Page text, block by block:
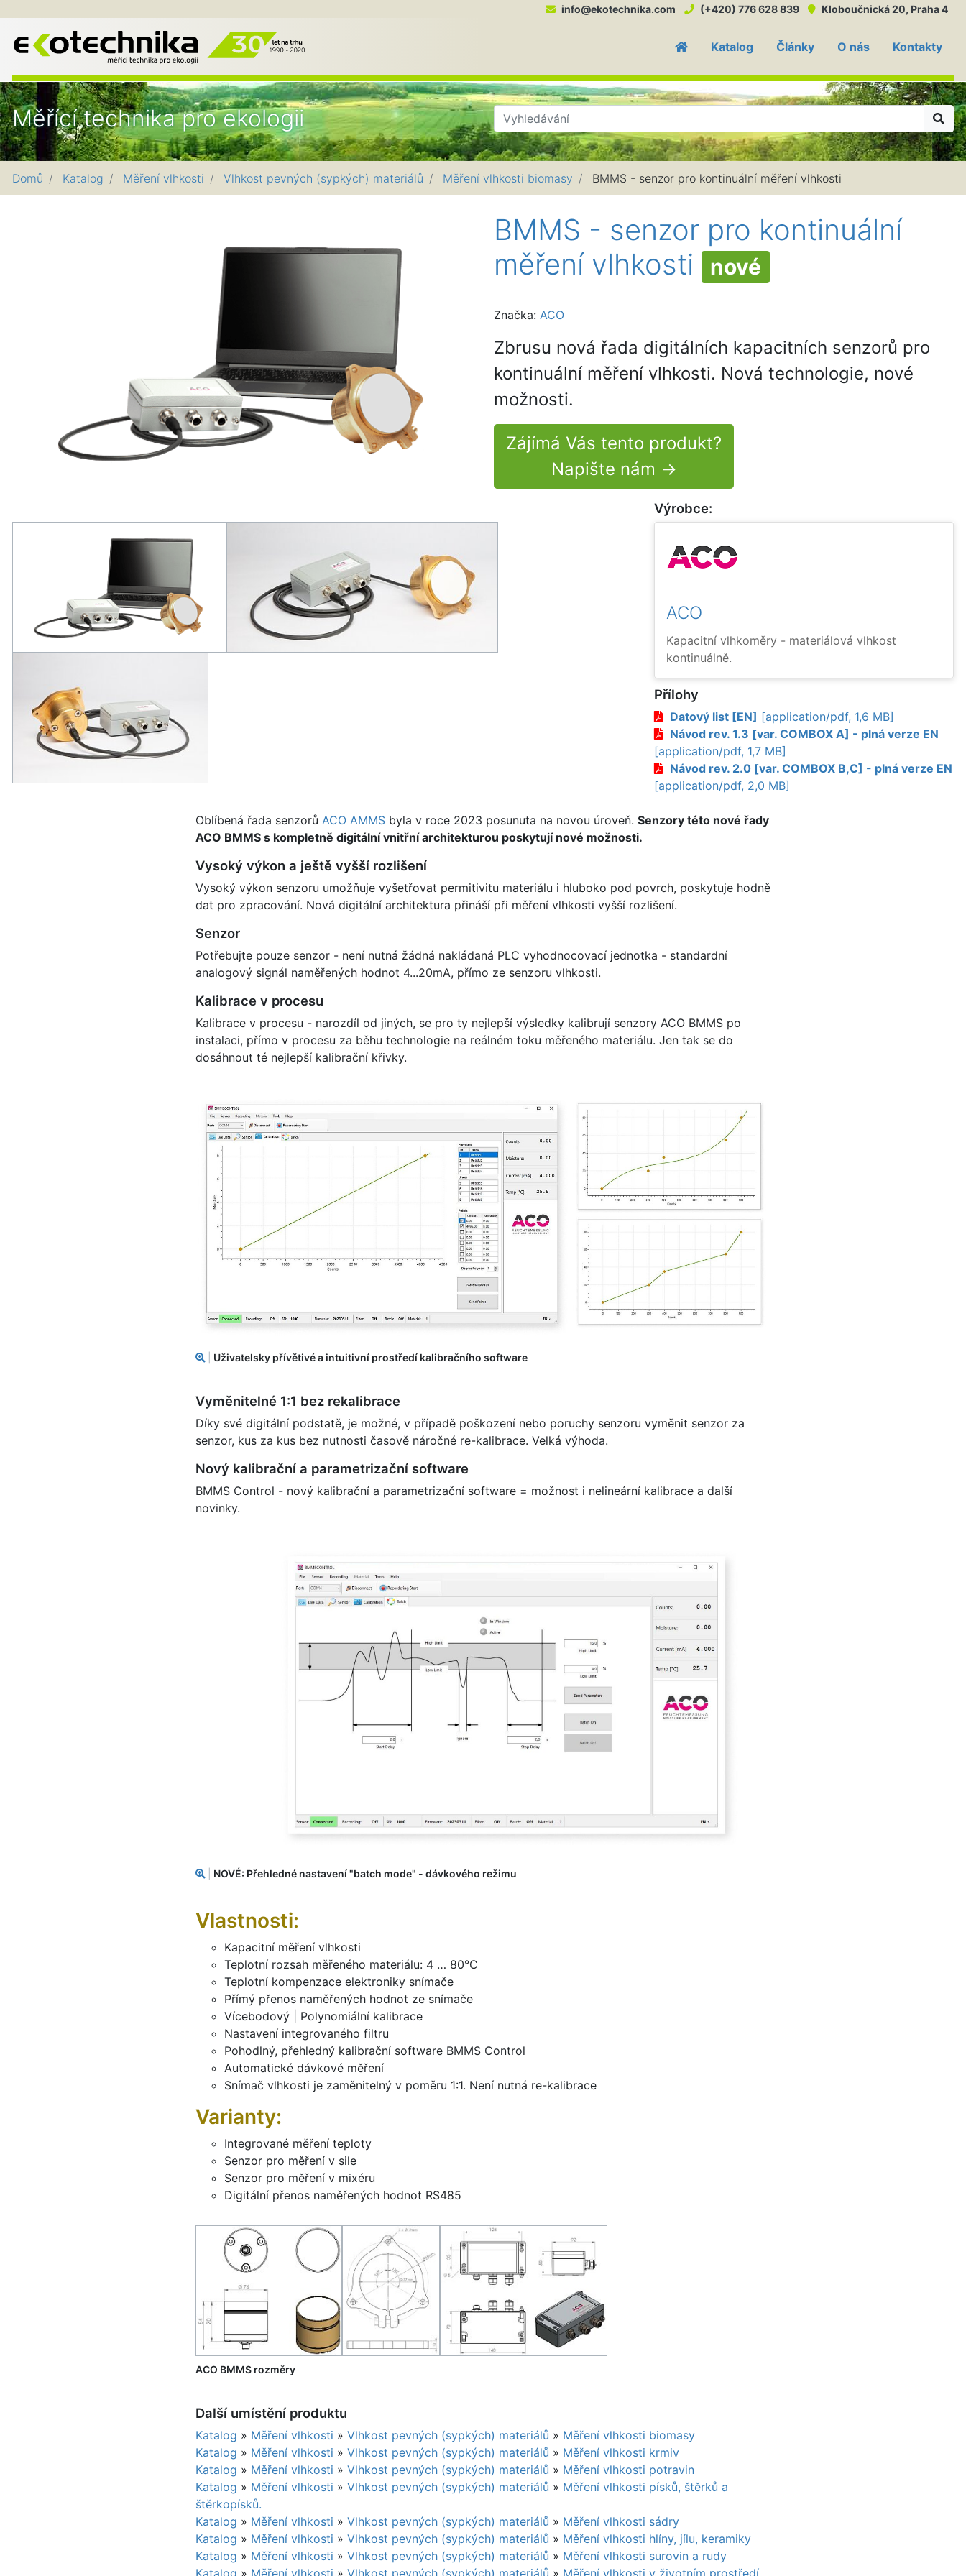
info@ekotechnika.com (+420) 776 628 839 Kloboučnická 20, Praha 4
Katalog Články O nás Kontakty
Měřící technika pro ekologii
Domů Katalog Měření vlhkosti Vlhkost pevných (sypkých) materiálů Měření vlhkosti biomasy BMMS - senzor pro kontinuální měření vlhkosti
BMMS - senzor pro kontinuální
měření vlhkosti
nové
Značka: ACO
Zbrusu nová řada digitálních kapacitních senzorů pro
kontinuální měření vlhkosti. Nová technologie, nové
možnosti.
Zájímá Vás tento produkt?
Napište nám →
Výrobce:
ACO
Kapacitní vlhkoměry - materiálová vlhkost
kontinuálně.
Přílohy
Datový list [EN] [application/pdf, 1,6 MB]
Návod rev. 1.3 [var. COMBOX A] - plná verze EN
[application/pdf, 1,7 MB]
Návod rev. 2.0 [var. COMBOX B,C] - plná verze EN
[application/pdf, 2,0 MB]
Oblíbená řada senzorů ACO AMMS byla v roce 2023 posunuta na novou úroveň. Senzory této nové řady
ACO BMMS s kompletně digitální vnitřní architekturou poskytují nové možnosti.
Vysoký výkon a ještě vyšší rozlišení
Vysoký výkon senzoru umožňuje vyšetřovat permitivitu materiálu i hluboko pod povrch, poskytuje hodně
dat pro zpracování. Nová digitální architektura přináší při měření vlhkosti vyšší rozlišení.
Senzor
Potřebujte pouze senzor - není nutná žádná nakládaná PLC vyhodnocovací jednotka - standardní
analogový signál naměřených hodnot 4...20mA, přímo ze senzoru vlhkosti.
Kalibrace v procesu
Kalibrace v procesu - narozdíl od jiných, se pro ty nejlepší výsledky kalibrují senzory ACO BMMS po
instalaci, přímo v procesu za běhu technologie na reálném toku měřeného materiálu. Jen tak se do
dosáhnout té nejlepší kalibrační křivky.
Uživatelsky přívětivé a intuitivní prostředí kalibračního software
Vyměnitelné 1:1 bez rekalibrace
Díky své digitální podstatě, je možné, v případě poškození nebo poruchy senzoru vyměnit senzor za
senzor, kus za kus bez nutnosti časově náročné re-kalibrace. Velká výhoda.
Nový kalibrační a parametrizační software
BMMS Control - nový kalibrační a parametrizační software = možnost i nelineární kalibrace a další
novinky.
NOVÉ: Přehledné nastavení "batch mode" - dávkového režimu
Vlastnosti:
Kapacitní měření vlhkosti
Teplotní rozsah měřeného materiálu: 4 … 80°C
Teplotní kompenzace elektroniky snímače
Přímý přenos naměřených hodnot ze snímače
Vícebodový | Polynomiální kalibrace
Nastavení integrovaného filtru
Pohodlný, přehledný kalibrační software BMMS Control
Automatické dávkové měření
Snímač vlhkosti je zaměnitelný v poměru 1:1. Není nutná re-kalibrace
Varianty:
Integrované měření teploty
Senzor pro měření v sile
Senzor pro měření v mixéru
Digitální přenos naměřených hodnot RS485
ACO BMMS rozměry
Další umístění produktu
Katalog » Měření vlhkosti » Vlhkost pevných (sypkých) materiálů » Měření vlhkosti biomasy
Katalog » Měření vlhkosti » Vlhkost pevných (sypkých) materiálů » Měření vlhkosti krmiv
Katalog » Měření vlhkosti » Vlhkost pevných (sypkých) materiálů » Měření vlhkosti potravin
Katalog » Měření vlhkosti » Vlhkost pevných (sypkých) materiálů » Měření vlhkosti písků, štěrků a
štěrkopísků.
Katalog » Měření vlhkosti » Vlhkost pevných (sypkých) materiálů » Měření vlhkosti sádry
Katalog » Měření vlhkosti » Vlhkost pevných (sypkých) materiálů » Měření vlhkosti hlíny, jílu, keramiky
Katalog » Měření vlhkosti » Vlhkost pevných (sypkých) materiálů » Měření vlhkosti surovin a rudy
Katalog » Měření vlhkosti » Vlhkost pevných (sypkých) materiálů » Měření vlhkosti v životním prostředí